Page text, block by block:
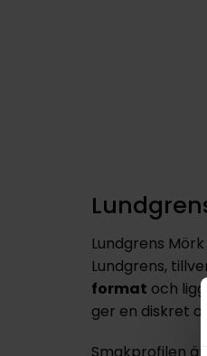
Lundgrens
Lundgrens,
format och
ger en diskret